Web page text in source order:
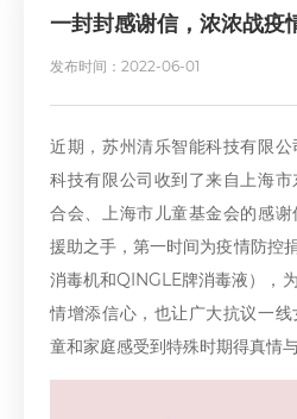
一封封感谢信，浓浓战疫
发布时间：2022-06-01
近期，苏州清乐智能科技有限
科技有限公司收到了来自上海
合会、上海市儿童基金会的感
援助之手，第一时间为疫情防控
消毒机和QINGLE牌消毒液），
情增添信心，也让广大抗议一
童和家庭感受到特殊时期得真情与